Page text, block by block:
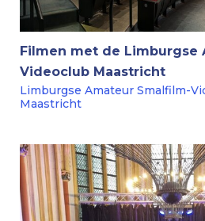
Filmen met de Limburgse
Videoclub Maastricht
Limburgse Amateur Smalfilm-
Maastricht